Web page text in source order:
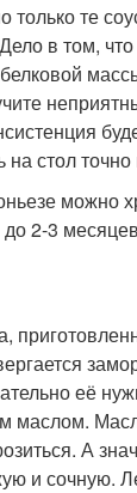
те
в том,
стол точно
можно
2-3
её
маслом.
А
и сочную.